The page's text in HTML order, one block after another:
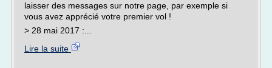
laisser des messages sur notre page, par exemple si
vous avez apprécié votre premier vol !
> 28 mai 2017 :...
Lire la suite